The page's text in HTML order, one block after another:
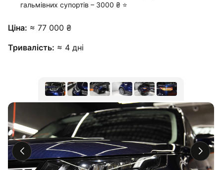
гальмівних супортів – 3000 ₴ ⭐️
Ціна: ≈ 77 000 ₴
Тривалість: ≈ 4 дні